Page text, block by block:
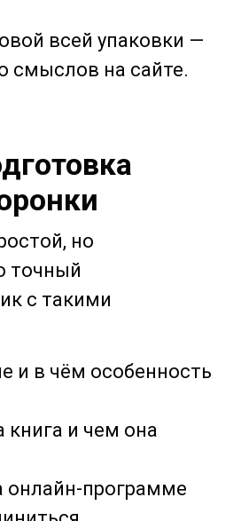
всей упаковки —
смыслов на сайте.
но
точный
с такими
и в чём особенность
книга и чем она
онлайн-программе